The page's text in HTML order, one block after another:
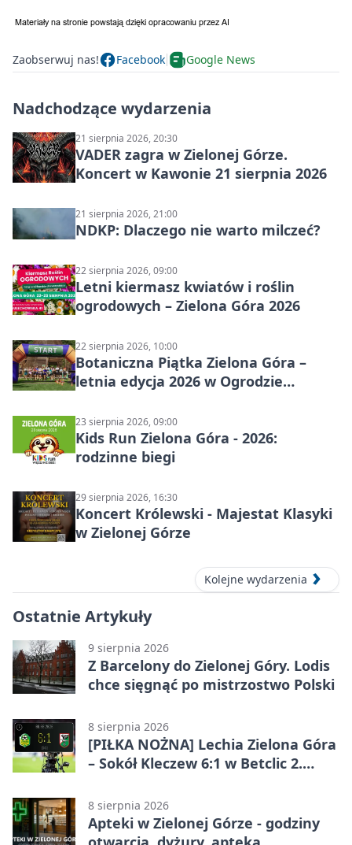
Zaobserwuj nas! Facebook Google News
Nadchodzące wydarzenia
21 sierpnia 2026, 20:30
VADER zagra w Zielonej Górze.
Koncert w Kawonie 21 sierpnia 2026
21 sierpnia 2026, 21:00
NDKP: Dlaczego nie warto milczeć?
22 sierpnia 2026, 09:00
Letni kiermasz kwiatów i roślin
ogrodowych – Zielona Góra 2026
22 sierpnia 2026, 10:00
Botaniczna Piątka Zielona Góra –
letnia edycja 2026 w Ogrodzie
23 sierpnia 2026, 09:00
Kids Run Zielona Góra - 2026:
rodzinne biegi
29 sierpnia 2026, 16:30
Koncert Królewski - Majestat Klasyki
w Zielonej Górze
Kolejne wydarzenia
Ostatnie Artykuły
9 sierpnia 2026
Z Barcelony do Zielonej Góry. Lodis
chce sięgnąć po mistrzostwo Polski
8 sierpnia 2026
[PIŁKA NOŻNA] Lechia Zielona Góra
– Sokół Kleczew 6:1 w Betclic 2.
urządzili sobie festiwal strzelecki
8 sierpnia 2026
Apteki w Zielonej Górze - godziny